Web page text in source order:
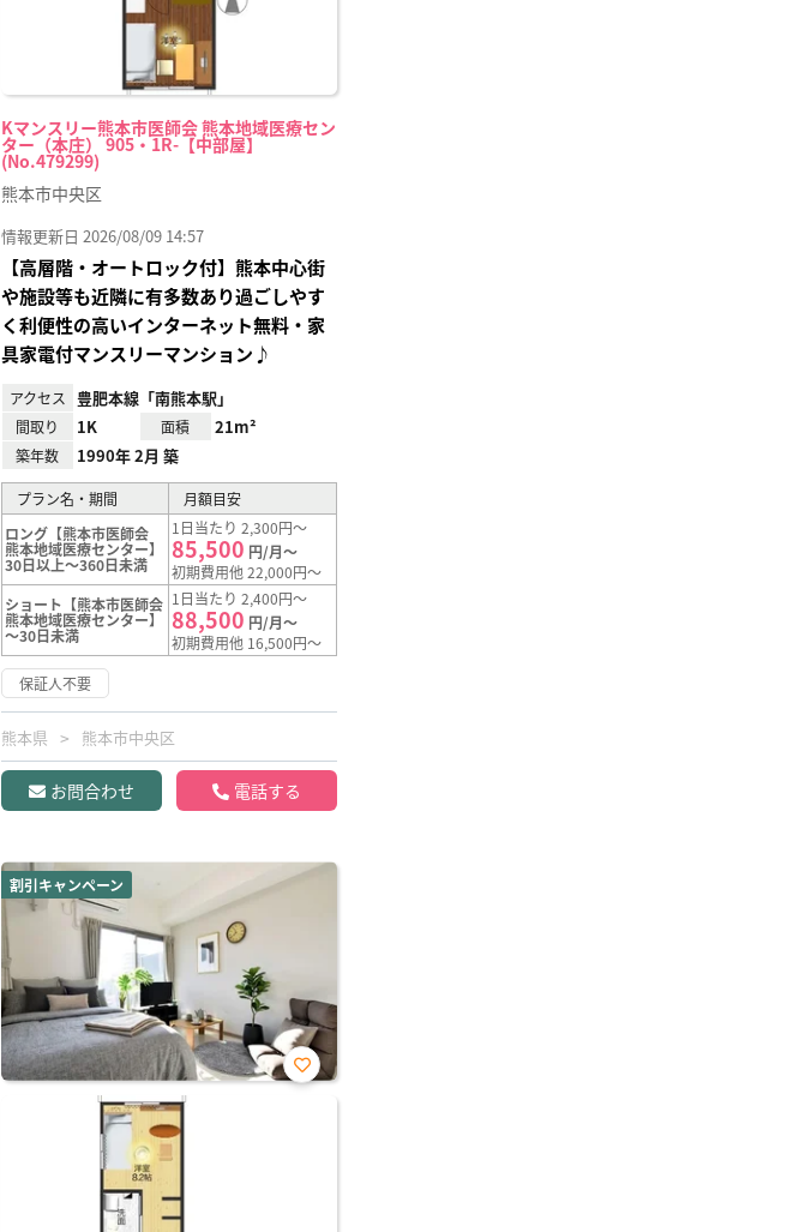
Kマンスリー熊本市医師会 熊本地域医療セン
ター（本庄） 905・1R-【中部屋】
(No.479299)
熊本市中央区
情報更新日 2026/08/09 14:57
【高層階・オートロック付】熊本中心街
や施設等も近隣に有多数あり過ごしやす
く利便性の高いインターネット無料・家
具家電付マンスリーマンション♪
アクセス 豊肥本線「南熊本駅」
間取り 1K 面積 21m²
築年数 1990年 2月 築
プラン名・期間
月額目安
ロング【熊本市医師会
熊本地域医療センター】
30日以上～360日未満
1日当たり 2,300円～
85,500 円/月～
初期費用他 22,000円～
ショート【熊本市医師会
熊本地域医療センター】
～30日未満
1日当たり 2,400円～
88,500 円/月～
初期費用他 16,500円～
保証人不要
熊本県 熊本市中央区
お問合わせ 電話する
割引キャンペーン
お気